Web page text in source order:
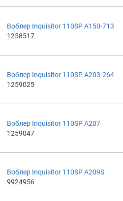
Воблер Inquisitor 110SP A150-713
1258517
Воблер Inquisitor 110SP A203-264
1259025
Воблер Inquisitor 110SP A207
1259047
Воблер Inquisitor 110SP A209S
9924956